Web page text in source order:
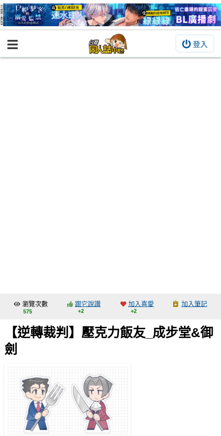
登入
BOOKY書集倉庫
交流中心
攤位轉讓區
會員功能選單
註冊會員
登入
瀏覽次數
575
跟它說讚
+2
加入喜愛
+2
加入筆記
【逆轉裁判】壓克力飯友_成步堂&御
劍